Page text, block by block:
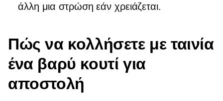
άλλη μια στρώση εάν χρειάζεται.
Πώς να κολλήσετε με ταινία
ένα βαρύ κουτί για
αποστολή